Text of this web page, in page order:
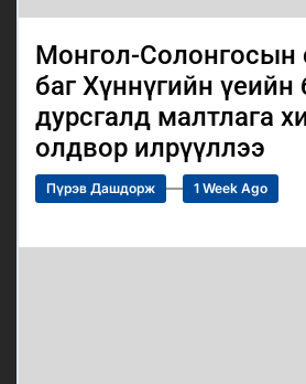
Монгол-Солонгосын
баг Хүннүгийн үеийн
дурсгалд малтлага
олдвор илрүүллээ
Пүрэв Дашдорж 1 Week Ago